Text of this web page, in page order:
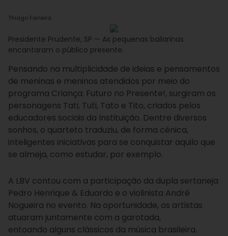
Thiago Ferreira
Presidente Prudente, SP — As pequenas bailarinas
encantaram o público presente.
Pensando na multiplicidade de ideias e pensamentos
de meninas e meninos atendidos por meio do
programa Criança: Futuro no Presente!, surgiram os
personagens Tati, Tuti, Tato e Tito, criados pelos
educadores sociais da Instituição. Dentre diversos
sonhos, o quarteto traduziu, de forma cênica,
inteligentes iniciativas para se conquistar aquilo que
se almeja, como estudar, por exemplo.
A LBV contou com a participação da dupla sertaneja
Pedro Henrique & Eduardo e o violinista André
Nogueira no evento. Na oportunidade, os artistas
atuaram juntamente com a garotada,
entoando alguns clássicos da música brasileira.